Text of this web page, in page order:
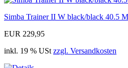
Simba Trainer II W black/black 40.5
EUR 229,95
inkl. 19 % USt zzgl. Versandkosten